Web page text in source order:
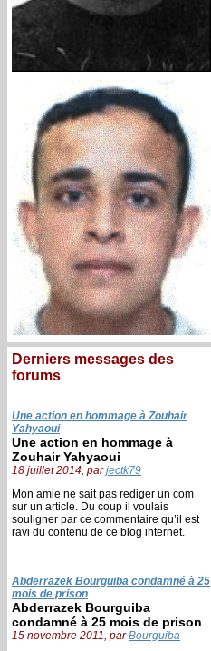
Derniers messages des
forums
Une action en hommage à Zouhair
Yahyaoui
Une action en hommage à
Zouhair Yahyaoui
18 juillet 2014, parjectk79
Mon amie ne sait pas rediger un com
sur un article. Du coup il voulais
souligner par ce commentaire qu’il est
ravi du contenu de ce blog internet.
Abderrazek Bourguiba condamné à 25
mois de prison
Abderrazek Bourguiba
condamné à 25 mois de prison
15 novembre 2011, parBourguiba